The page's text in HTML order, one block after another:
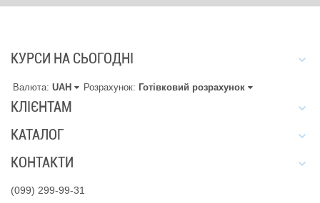
КУРСИ НА СЬОГОДНІ
Валюта: UAH Розрахунок: Готівковий розрахунок
КЛІЄНТАМ
КАТАЛОГ
КОНТАКТИ
(099) 299-99-31